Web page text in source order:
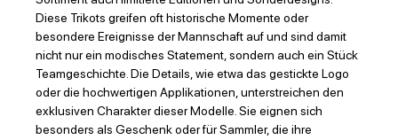
Diese Trikots greifen oft historische Momente oder
besondere Ereignisse der Mannschaft auf und sind damit
nicht nur ein modisches Statement, sondern auch ein Stück
Teamgeschichte. Die Details, wie etwa das gestickte Logo
oder die hochwertigen Applikationen, unterstreichen den
exklusiven Charakter dieser Modelle. Sie eignen sich
besonders als Geschenk oder für Sammler, die ihre